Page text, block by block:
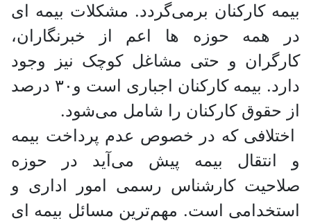
بیمه کارکنان برمی‌گردد. مشکلات بیمه ای
در همه حوزه ها اعم از خبرنگاران،
کارگران و حتی مشاغل کوچک نیز وجود
دارد. بیمه کارکنان اجباری است و۳۰ درصد
از حقوق کارکنان را شامل می‌شود.
اختلافی که در خصوص عدم پرداخت بیمه
و انتقال بیمه پیش می‌آید در حوزه
صلاحیت کارشناس رسمی امور اداری و
استخدامی است. مهم‌ترین مسائل بیمه ای